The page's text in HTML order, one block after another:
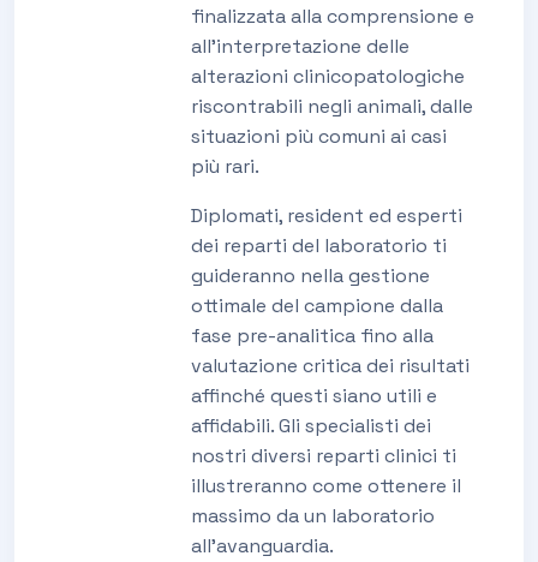
finalizzata alla comprensione e
all'interpretazione delle
alterazioni clinicopatologiche
riscontrabili negli animali, dalle
situazioni più comuni ai casi
più rari.
Diplomati, resident ed esperti
dei reparti del laboratorio ti
guideranno nella gestione
ottimale del campione dalla
fase pre-analitica fino alla
valutazione critica dei risultati
affinché questi siano utili e
affidabili. Gli specialisti dei
nostri diversi reparti clinici ti
illustreranno come ottenere il
massimo da un laboratorio
all’avanguardia.